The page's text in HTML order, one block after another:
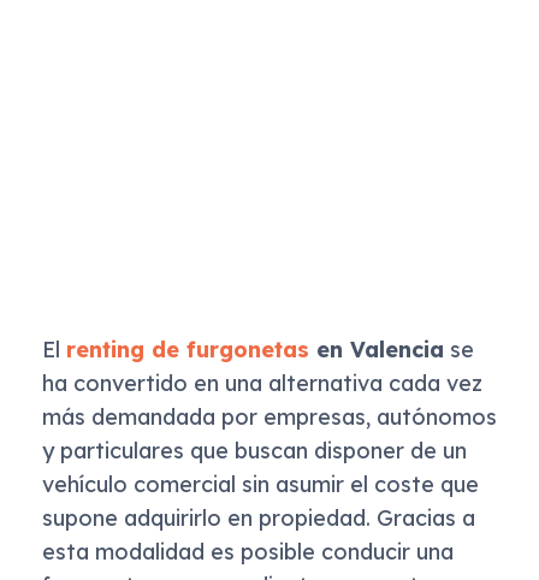
El renting de furgonetas en Valencia se
ha convertido en una alternativa cada vez
más demandada por empresas, autónomos
y particulares que buscan disponer de un
vehículo comercial sin asumir el coste que
supone adquirirlo en propiedad. Gracias a
esta modalidad es posible conducir una